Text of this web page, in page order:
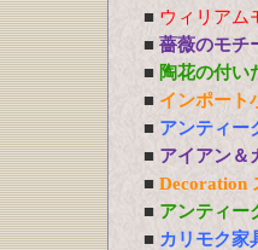
■ ウィリアム
■ 薔薇のモチ
■ 陶花の付い
■ インポート
■ アンティ
■ アイアン＆
■ Decoration
■ アンティー
■ カリモク家